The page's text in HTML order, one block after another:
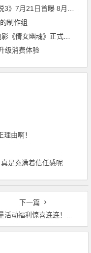
首曝 8月27日首测开启招募
制作组
倩女幽魂》正式开启
级消费体验
由啊！
是充满着信任感呢
下一篇
福利惊喜连连！《碧蓝航线》6 周年庆即将上线